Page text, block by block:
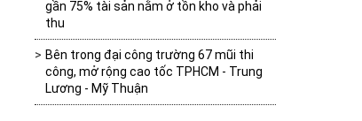
gần 75% tài sản nằm ở tồn kho và phải
thu
Bên trong đại công trường 67 mũi thi
công, mở rộng cao tốc TPHCM - Trung
Lương - Mỹ Thuận